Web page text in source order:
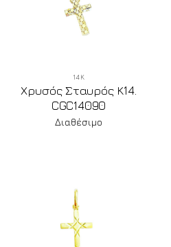
14Κ
Χρυσός Σταυρός Κ14.
CGC14090
Διαθέσιμο